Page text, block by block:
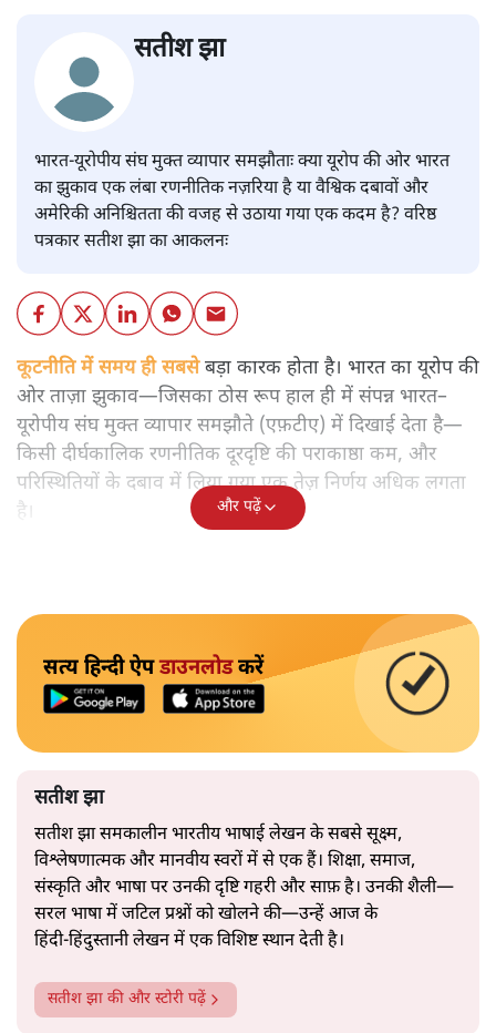
सतीश झा
भारत-यूरोपीय संघ मुक्त व्यापार समझौताः क्या यूरोप की ओर भारत
का झुकाव एक लंबा रणनीतिक नज़रिया है या वैश्विक दबावों और
अमेरिकी अनिश्चितता की वजह से उठाया गया एक कदम है? वरिष्ठ
पत्रकार सतीश झा का आकलनः
कूटनीति में समय ही सबसेबड़ा कारक होता है। भारत का यूरोप की
ओर ताज़ा झुकाव—जिसका ठोस रूप हाल ही में संपन्न भारत–
यूरोपीय संघ मुक्त व्यापार समझौते (एफ़टीए) में दिखाई देता है—
किसी दीर्घकालिक रणनीतिक दूरदृष्टि की पराकाष्ठा कम, और
परिस्थितियों के दबाव में लिया गया एक तेज़ निर्णय अधिक लगता
है।
और पढ़ें
सत्य हिन्दी ऐपडाउनलोडकरें
सतीश झा
सतीश झा समकालीन भारतीय भाषाई लेखन के सबसे सूक्ष्म,
विश्लेषणात्मक और मानवीय स्वरों में से एक हैं। शिक्षा, समाज,
संस्कृति और भाषा पर उनकी दृष्टि गहरी और साफ़ है। उनकी शैली—
सरल भाषा में जटिल प्रश्नों को खोलने की—उन्हें आज के
हिंदी‑हिंदुस्तानी लेखन में एक विशिष्ट स्थान देती है।
सतीश झा की और स्टोरी पढ़ें